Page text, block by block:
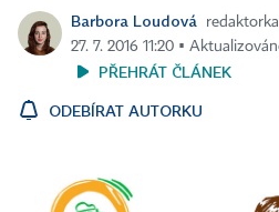
Barbora Loudová
redaktorka
27. 7. 2016 11:20 ▪
PŘEHRÁT ČLÁNEK
ODEBÍRAT AUTORKU